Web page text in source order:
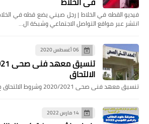
فيديو القطه في الخلاط | رجل صيني يضع قطه في
انتشر عبر مواقع التواصل الاجتماعي وشبكة ال…
06 أغسطس 2020
الالتحاق
تنسيق معهد فنى صحى 2020/2021 وشروط الالتحاق ح…
14 مارس 2022